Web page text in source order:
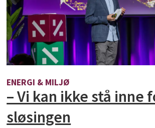
ENERGI & MILJØ
– Vi kan ikke stå inne
sløsingen